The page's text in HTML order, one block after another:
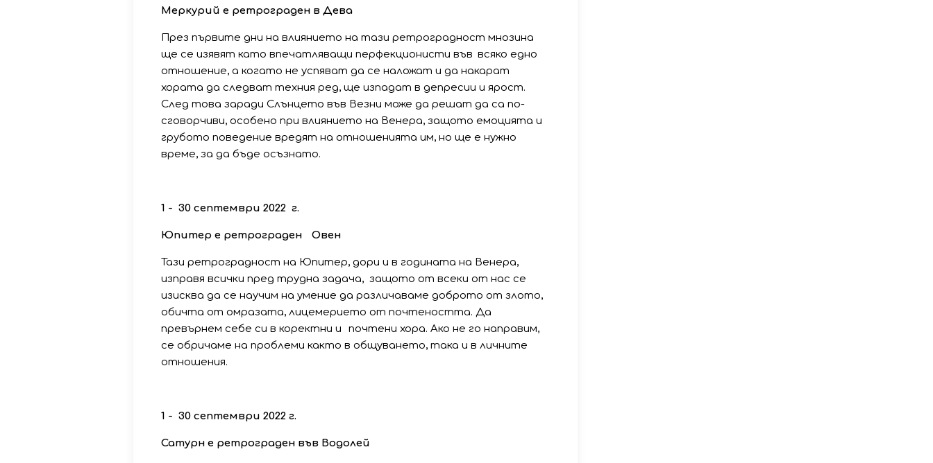
Меркурий е ретрограден в Дева
През първите дни на влиянието на тази ретроградност мнозина
ще се изявят като впечатляващи перфекционисти във всяко едно
отношение, а когато не успяват да се наложат и да накарат
хората да следват техния ред, ще изпадат в депресии и ярост.
След това заради Слънцето във Везни може да решат да са по-
сговорчиви, особено при влиянието на Венера, защото емоцията и
грубото поведение вредят на отношенията им, но ще е нужно
време, за да бъде осъзнато.
1 - 30 септември 2022 г.
Юпитер е ретрограден Овен
Тази ретроградност на Юпитер, дори и в годината на Венера,
изправя всички пред трудна задача, защото от всеки от нас се
изисква да се научим на умение да различаваме доброто от злото,
обичта от омразата, лицемерието от почтеността. Да
превърнем себе си в коректни и почтени хора. Ако не го направим,
се обричаме на проблеми както в общуването, така и в личните
отношения.
1 - 30 септември 2022 г.
Сатурн е ретрограден във Водолей